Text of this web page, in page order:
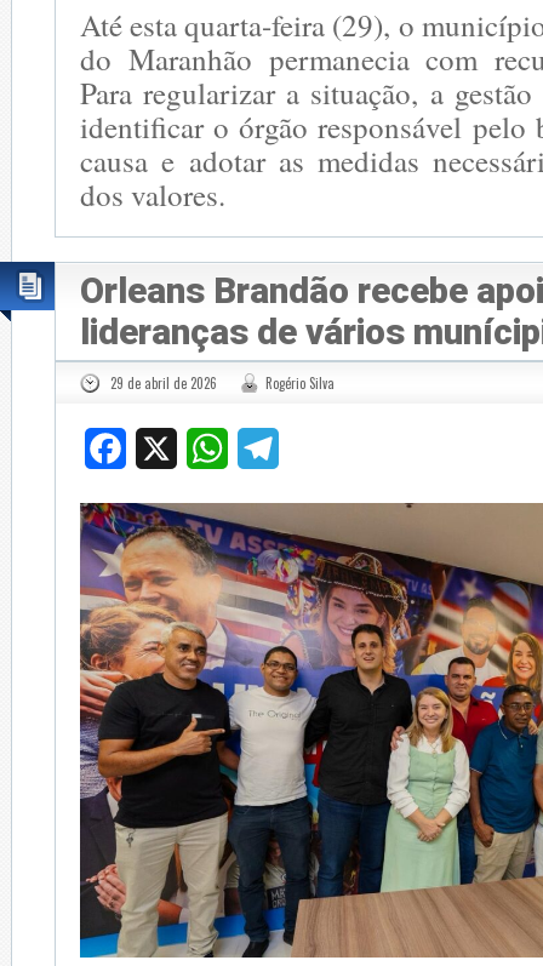
Até esta quarta-feira (29), o
do Maranhão permanecia com
Para regularizar a situação, a
identificar o órgão responsável pelo
causa e adotar as medidas
dos valores.
Orleans Brandão recebe
lideranças de vários
29 de abril de 2026 Rogério Silva
Facebook WhatsApp